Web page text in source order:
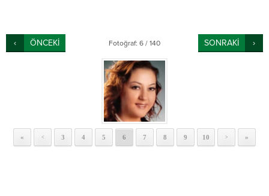
ÖNCEKİ Fotoğraf: 6 / 140 SONRAKİ
« < 3 4 5 6 7 8 9 10 > »